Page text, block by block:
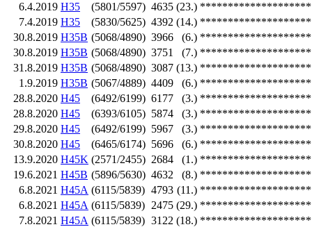
6.4.2019 H35 (5801/5597) 4635 (23.)
7.4.2019 H35 (5830/5625) 4392 (14.)
30.8.2019 H35B (5068/4890) 3966 (6.)
30.8.2019 H35B (5068/4890) 3751 (7.)
31.8.2019 H35B (5068/4890) 3087 (13.)
1.9.2019 H35B (5067/4889) 4409 (6.)
28.8.2020 H45 (6492/6199) 6177 (3.)
28.8.2020 H45 (6393/6105) 5874 (3.)
29.8.2020 H45 (6492/6199) 5967 (3.)
30.8.2020 H45 (6465/6174) 5696 (6.)
13.9.2020 H45K (2571/2455) 2684 (1.)
19.6.2021 H45B (5896/5630) 4632 (8.)
6.8.2021 H45A (6115/5839) 4793 (11.)
6.8.2021 H45A (6115/5839) 2475 (29.)
7.8.2021 H45A (6115/5839) 3122 (18.)